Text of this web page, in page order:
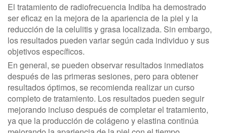
El tratamiento de radiofrecuencia Indiba ha demostrado
ser eficaz en la mejora de la apariencia de la piel y la
reducción de la celulitis y grasa localizada. Sin embargo,
los resultados pueden variar según cada individuo y sus
objetivos específicos.
En general, se pueden observar resultados inmediatos
después de las primeras sesiones, pero para obtener
resultados óptimos, se recomienda realizar un curso
completo de tratamiento. Los resultados pueden seguir
mejorando incluso después de completar el tratamiento,
ya que la producción de colágeno y elastina continúa